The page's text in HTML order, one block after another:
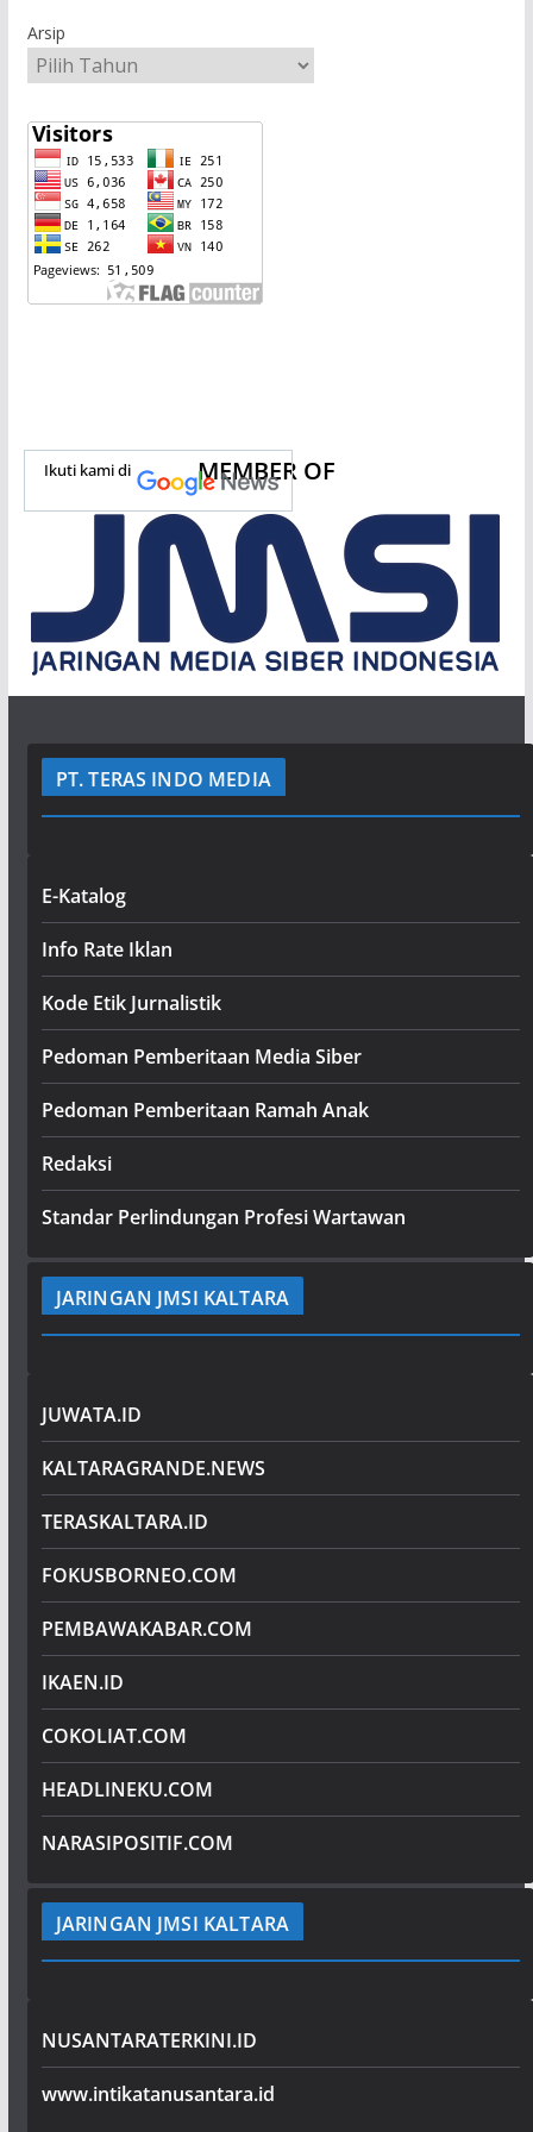
Arsip
Ikuti kami di MEMBER OF
PT. TERAS INDO MEDIA
E-Katalog
Info Rate Iklan
Kode Etik Jurnalistik
Pedoman Pemberitaan Media Siber
Pedoman Pemberitaan Ramah Anak
Redaksi
Standar Perlindungan Profesi Wartawan
JARINGAN JMSI KALTARA
JUWATA.ID
KALTARAGRANDE.NEWS
TERASKALTARA.ID
FOKUSBORNEO.COM
PEMBAWAKABAR.COM
IKAEN.ID
COKOLIAT.COM
HEADLINEKU.COM
NARASIPOSITIF.COM
JARINGAN JMSI KALTARA
NUSANTARATERKINI.ID
www.intikatanusantara.id